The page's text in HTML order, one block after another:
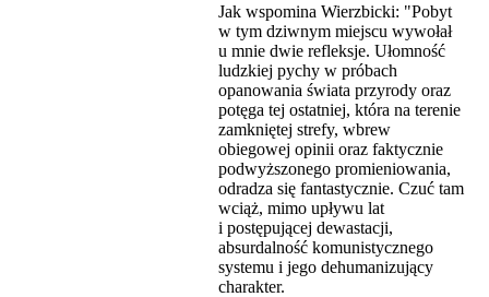
Jak wspomina Wierzbicki: "Pobyt
w tym dziwnym miejscu wywołał
u mnie dwie refleksje. Ułomność
ludzkiej pychy w próbach
opanowania świata przyrody oraz
potęga tej ostatniej, która na terenie
zamkniętej strefy, wbrew
obiegowej opinii oraz faktycznie
podwyższonego promieniowania,
odradza się fantastycznie. Czuć tam
wciąż, mimo upływu lat
i postępującej dewastacji,
absurdalność komunistycznego
systemu i jego dehumanizujący
charakter.